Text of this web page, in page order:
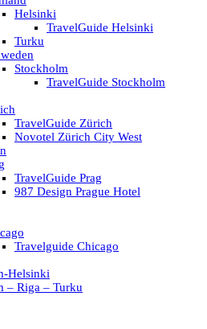
Helsinki
TravelGuide Helsinki
Turku
Stockholm
TravelGuide Stockholm
TravelGuide Zürich
Novotel Zürich City West
TravelGuide Prag
987 Design Prague Hotel
Travelguide Chicago
Helsinki
– Riga – Turku